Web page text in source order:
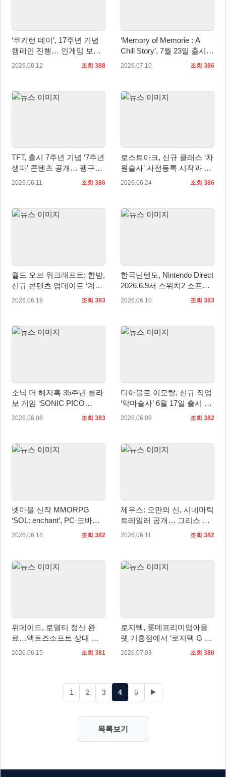
‘쿠키런 데이’, 17주년 기념
캠페인 진행… 인게임 보상
과 경품 이벤트 제공
2026.06.12 조회 388
‘Memory of Memorie : A
Chill Story’, 7월 23일 출시…
한국어 체험판 배포
2026.07.10 조회 386
TFT, 출시 7주년 기념 ‘7주년
생파’ 콘텐츠 공개… 펭구의
파티 돌아온다
2026.06.11 조회 386
로스트아크, 신규 클래스 ‘차
원술사’ 사전등록 시작과 함
께 대규모 여름 이벤트 실시
2026.06.24 조회 386
월드 오브 워크래프트: 한밤,
신규 콘텐츠 업데이트 ‘계시’
적용!
2026.06.19 조회 383
한국닌텐도, Nintendo Direct
2026.6.9서 스위치2 소프트
웨어 메이커 타이틀 대거 공
2026.06.10 조회 383
소닉 더 헤지혹 35주년 콜라
보 게임 ‘SONIC PICO
PARK’ 공개
2026.06.08 조회 383
디아블로 이모탈, 신규 직업
‘악마술사’ 6월 17일 출시 및
시네마틱 트레일러 공개
2026.06.09 조회 382
넷마블 신작 MMORPG
‘SOL: enchant’, PC·모바일
국내 정식 출시
2026.06.18 조회 382
제우스: 오만의 신, 시네마틱
트레일러 공개… 그리스 신
화 기반 서사 예고
2026.06.11 조회 382
위메이드, 로열티 정산 완
료…액토즈소프트 상대 로
열티 지급 청구 소송 취하
2026.06.15 조회 381
로지텍, 롯데프리미엄아울
렛 기흥점에서 ‘로지텍 G 팝
업 스토어’ 오픈!
2026.07.03 조회 380
1 2 3 4 5 ▶
목록보기